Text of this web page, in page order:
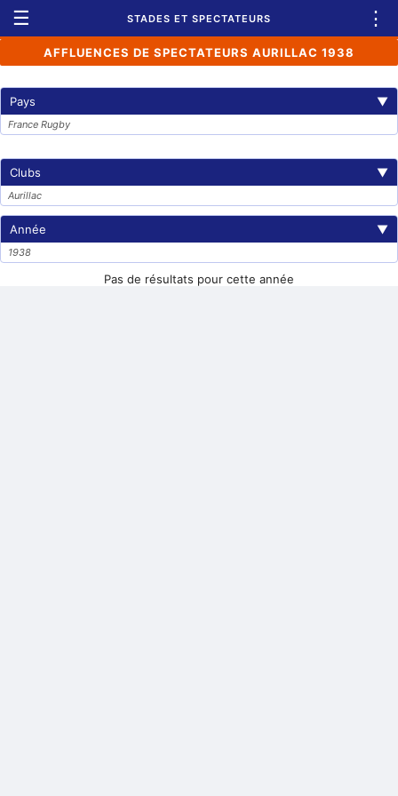
☰ STADES ET SPECTATEURS ⋮
AFFLUENCES DE SPECTATEURS AURILLAC 1938
Pays ▼
France Rugby
Clubs ▼
Aurillac
Année ▼
1938
Pas de résultats pour cette année